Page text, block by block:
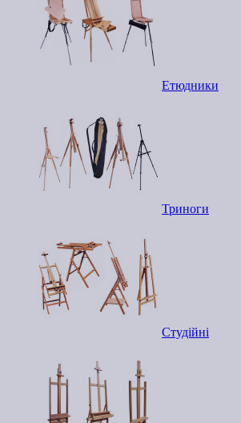
Етюдники
Триноги
Студійні